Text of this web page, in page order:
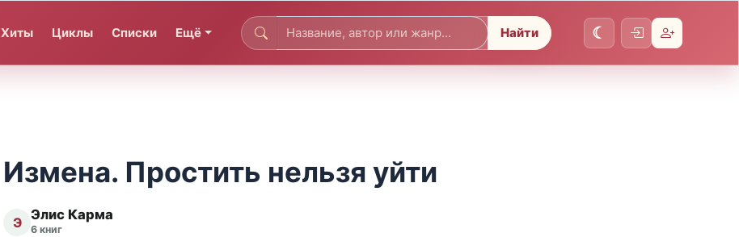
Хиты Циклы Списки Ещё Найти
Измена. Простить нельзя уйти
Э Элис Карма
6 книг